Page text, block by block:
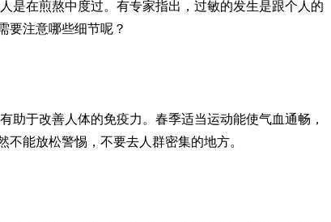
是在煎熬中度过。有专家指出，过敏的发生是跟个人的
要注意哪些细节呢？
助于改善人体的免疫力。春季适当运动能使气血通畅，
能放松警惕，不要去人群密集的地方。